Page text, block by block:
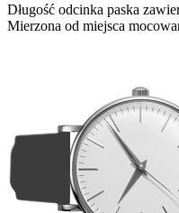
Długość odcinka paska
Mierzona od miejsca